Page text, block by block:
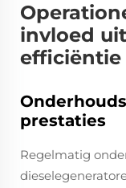
invloed
efficiëntie
prestaties
Regelmatig